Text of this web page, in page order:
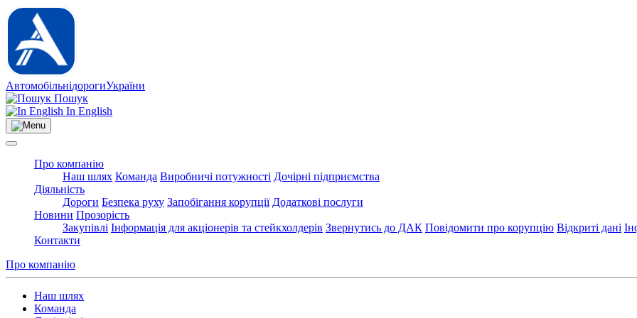
АвтомобільнідорогиУкраїни
Пошук
In English
Про компанію
Наш шлях Команда Виробничі потужності Дочірні підприємства
Діяльність
Дороги Безпека руху Запобігання корупції Додаткові послуги
Новини Прозорість
Закупівлі Інформація для акціонерів та стейкхолдерів Звернутись до ДАК Повідомити про корупцію Відкриті дані
Контакти
Про компанію
Наш шлях
Команда